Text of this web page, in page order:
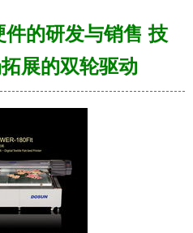
的研发与销售 技
展的双轮驱动